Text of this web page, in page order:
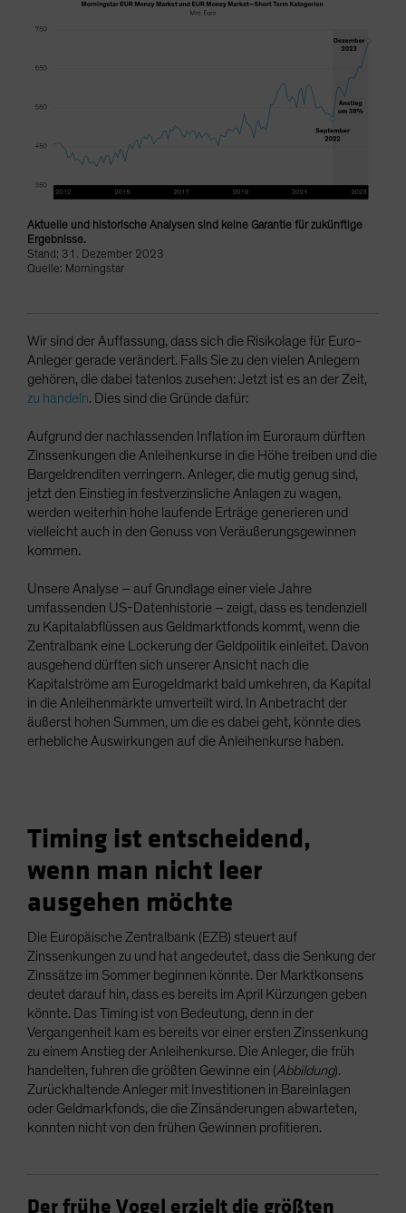
Aktuelle und historische Analysen sind keine Garantie für zukünftige
Ergebnisse.
Stand: 31. Dezember 2023
Quelle: Morningstar
Wir sind der Auffassung, dass sich die Risikolage für Euro-
Anleger gerade verändert. Falls Sie zu den vielen Anlegern
gehören, die dabei tatenlos zusehen: Jetzt ist es an der Zeit,
zu handeln. Dies sind die Gründe dafür:
Aufgrund der nachlassenden Inflation im Euroraum dürften
Zinssenkungen die Anleihenkurse in die Höhe treiben und die
Bargeldrenditen verringern. Anleger, die mutig genug sind,
jetzt den Einstieg in festverzinsliche Anlagen zu wagen,
werden weiterhin hohe laufende Erträge generieren und
vielleicht auch in den Genuss von Veräußerungsgewinnen
kommen.
Unsere Analyse – auf Grundlage einer viele Jahre
umfassenden US-Datenhistorie – zeigt, dass es tendenziell
zu Kapitalabflüssen aus Geldmarktfonds kommt, wenn die
Zentralbank eine Lockerung der Geldpolitik einleitet. Davon
ausgehend dürften sich unserer Ansicht nach die
Kapitalströme am Eurogeldmarkt bald umkehren, da Kapital
in die Anleihenmärkte umverteilt wird. In Anbetracht der
äußerst hohen Summen, um die es dabei geht, könnte dies
erhebliche Auswirkungen auf die Anleihenkurse haben.
Timing ist entscheidend,
wenn man nicht leer
ausgehen möchte
Die Europäische Zentralbank (EZB) steuert auf
Zinssenkungen zu und hat angedeutet, dass die Senkung der
Zinssätze im Sommer beginnen könnte. Der Marktkonsens
deutet darauf hin, dass es bereits im April Kürzungen geben
könnte. Das Timing ist von Bedeutung, denn in der
Vergangenheit kam es bereits vor einer ersten Zinssenkung
zu einem Anstieg der Anleihenkurse. Die Anleger, die früh
handelten, fuhren die größten Gewinne ein (Abbildung).
Zurückhaltende Anleger mit Investitionen in Bareinlagen
oder Geldmarkfonds, die die Zinsänderungen abwarteten,
konnten nicht von den frühen Gewinnen profitieren.
Der frühe Vogel erzielt die größten